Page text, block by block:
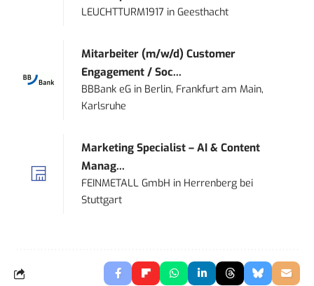
LEUCHTTURM1917 inGeesthacht
Mitarbeiter (m/w/d) Customer
Engagement / Soc...
BBBank eG in Berlin, Frankfurt am Main,
Karlsruhe
Marketing Specialist – AI & Content
Manag...
FEINMETALL GmbH in Herrenberg bei
Stuttgart